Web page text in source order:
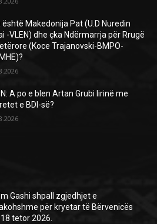
është Makedonija Pat (U.D Nuredin
-VLEN) dhe çka Ndërmarrja për Rrugë
(Koce Trajanovski-ВМРО-
A po e blen Artan Grubi lirinë me
e BDI-së?
Gashi shpall zgjedhjet e
për kryetar të Bërvenicës
tetor 2026.